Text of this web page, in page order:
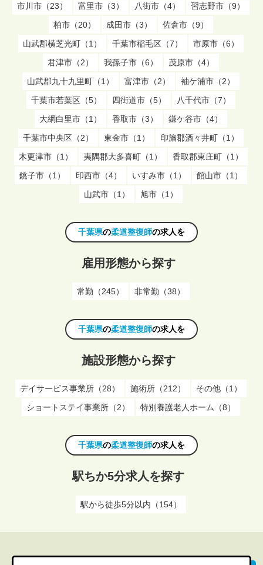
市川市（23）
富里市（3） 八街市（4）
習志野市（9）
柏市（20）
成田市（3）
佐倉市（9）
山武郡横芝光町（1）
千葉市稲毛区（7）
市原市（6）
君津市（2）
我孫子市（6）
茂原市（4）
山武郡九十九里町（1）
富津市（2）
袖ケ浦市（2）
千葉市若葉区（5）
四街道市（5）
八千代市（7）
大網白里市（1）
香取市（3）
鎌ケ谷市（4）
千葉市中央区（2）
東金市（1）
印旛郡酒々井町（1）
木更津市（1）
夷隅郡大多喜町（1）
香取郡東庄町（1）
銚子市（1）
印西市（4） いすみ市（1）
館山市（1）
山武市（1）
旭市（1）
千葉県の柔道整復師の求人を
雇用形態から探す
常勤（245） 非常勤（38）
千葉県の柔道整復師の求人を
施設形態から探す
デイサービス事業所（28） 施術所（212）
その他（1）
ショートステイ事業所（2）
特別養護老人ホーム（8）
千葉県の柔道整復師の求人を
駅ちか5分求人を探す
駅から徒歩5分以内（154）